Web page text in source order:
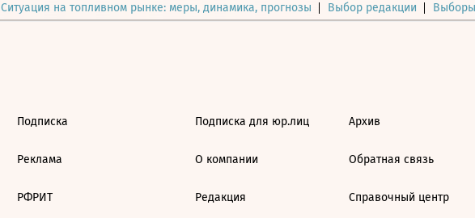
Ситуация на топливном рынке: меры, динамика, прогнозы Выбор редакции Выборы
Подписка
Реклама
РФРИТ
Подписка для юр.лиц
О компании
Редакция
Архив
Обратная связь
Справочный центр